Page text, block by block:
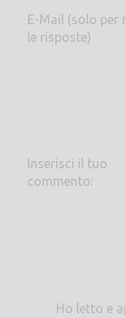
E-Mail (solo per
le risposte)
Inserisci il tuo
commento:
Ho letto e